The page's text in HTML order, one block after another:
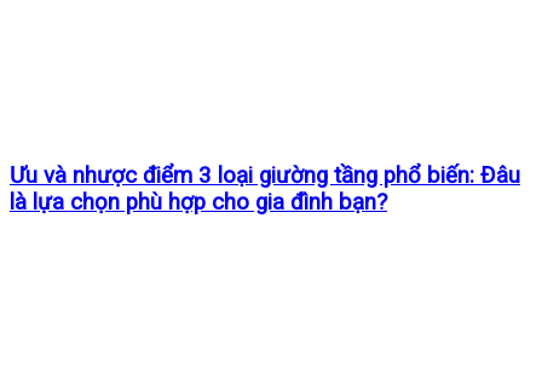
Ưu và nhược điểm 3 loại giường tầng phổ biến: Đâu
là lựa chọn phù hợp cho gia đình bạn?